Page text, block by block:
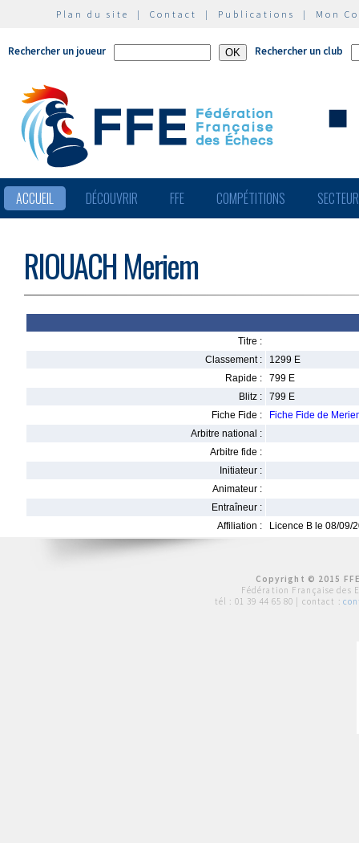
Plan du site | Contact | Publications | Mon
Rechercher un joueur Rechercher un club
ACCUEIL DÉCOUVRIR FFE COMPÉTITIONS
RIOUACH Meriem
Titre :
Classement :
1299 E
Rapide :
799 E
Blitz :
799 E
Fiche Fide :
Fiche Fide de
Arbitre national :
Arbitre fide :
Initiateur :
Animateur :
Entraîneur :
Affiliation :
Licence B le 08/09/
Copyright © 2015
Fédération Française des
tél : 01 39 44 65 80 | contact :